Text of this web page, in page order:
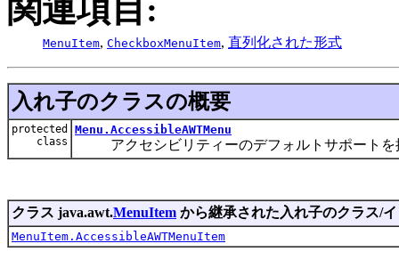
関連項目:
MenuItem, CheckboxMenuItem, 直列化された形式
入れ子のクラスの概要
protected
class
Menu.AccessibleAWTMenu
アクセシビリティーのデフォルトサポートを
クラス java.awt.MenuItem から継承された入れ子のクラス/
MenuItem.AccessibleAWTMenuItem